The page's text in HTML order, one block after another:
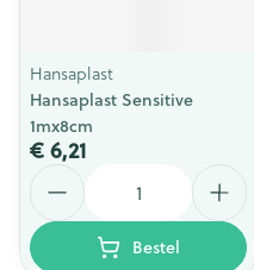
Hansaplast
Hansaplast Sensitive
1mx8cm
€ 6,21
Bestel